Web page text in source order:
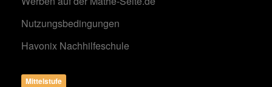
Nutzungsbedingungen
Havonix Nachhilfeschule
Mittelstufe